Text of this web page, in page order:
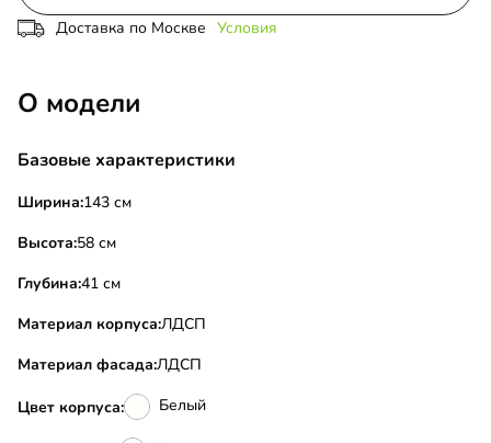
Доставка по Москве Условия
О модели
Базовые характеристики
Ширина:143 см
Высота:58 см
Глубина:41 см
Материал корпуса:ЛДСП
Материал фасада:ЛДСП
Цвет корпуса: Белый